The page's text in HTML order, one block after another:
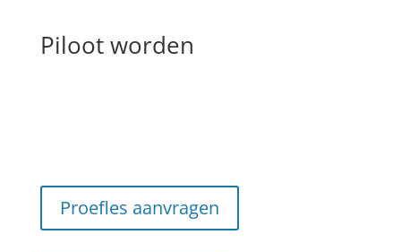
Piloot worden
Proefles aanvragen